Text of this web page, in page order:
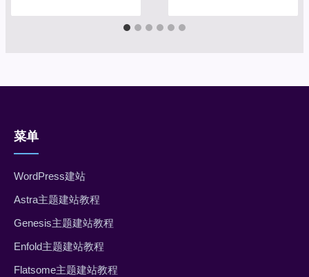
菜单
WordPress建站
Astra主题建站教程
Genesis主题建站教程
Enfold主题建站教程
Flatsome主题建站教程